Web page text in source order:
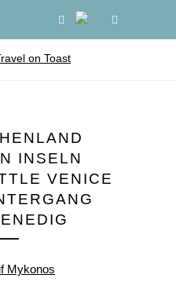
INSELN
VENICE